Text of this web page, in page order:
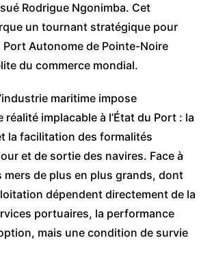
Rodrigue Ngonimba. Cet
un tournant stratégique pour
Port Autonome de Pointe-Noire
du commerce mondial.
maritime impose
réalité implacable à l’État du Port : la
la facilitation des formalités
et de sortie des navires. Face à
mers de plus en plus grands, dont
dépendent directement de la
portuaires, la performance
mais une condition de survie